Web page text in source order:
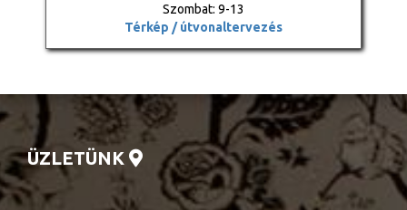
Szombat: 9-13
Térkép / útvonaltervezés
ÜZLETÜNK